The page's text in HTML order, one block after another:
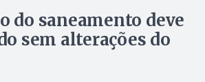
do saneamento deve
sem alterações do